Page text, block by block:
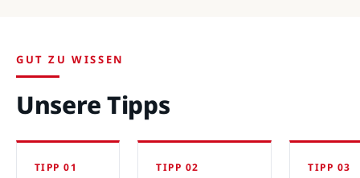
GUT ZU WISSEN
Unsere Tipps
TIPP 01 TIPP 02 TIPP 03